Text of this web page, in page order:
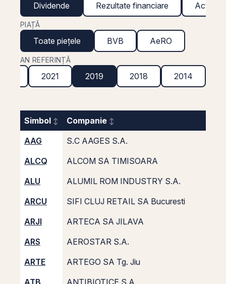
Dividende Rezultate financiare Acțiuni
PIAȚĂ
Toate piețele BVB AeRO
AN REFERINȚĂ
2021 2019 2018 2014
Simbol
Companie
AAG
S.C AAGES S.A.
ALCQ
ALCOM SA TIMISOARA
ALU
ALUMIL ROM INDUSTRY S.A.
ARCU
SIFI CLUJ RETAIL SA Bucuresti
ARJI
ARTECA SA JILAVA
ARS
AEROSTAR S.A.
ARTE
ARTEGO SA Tg. Jiu
ATB
ANTIBIOTICE S.A.